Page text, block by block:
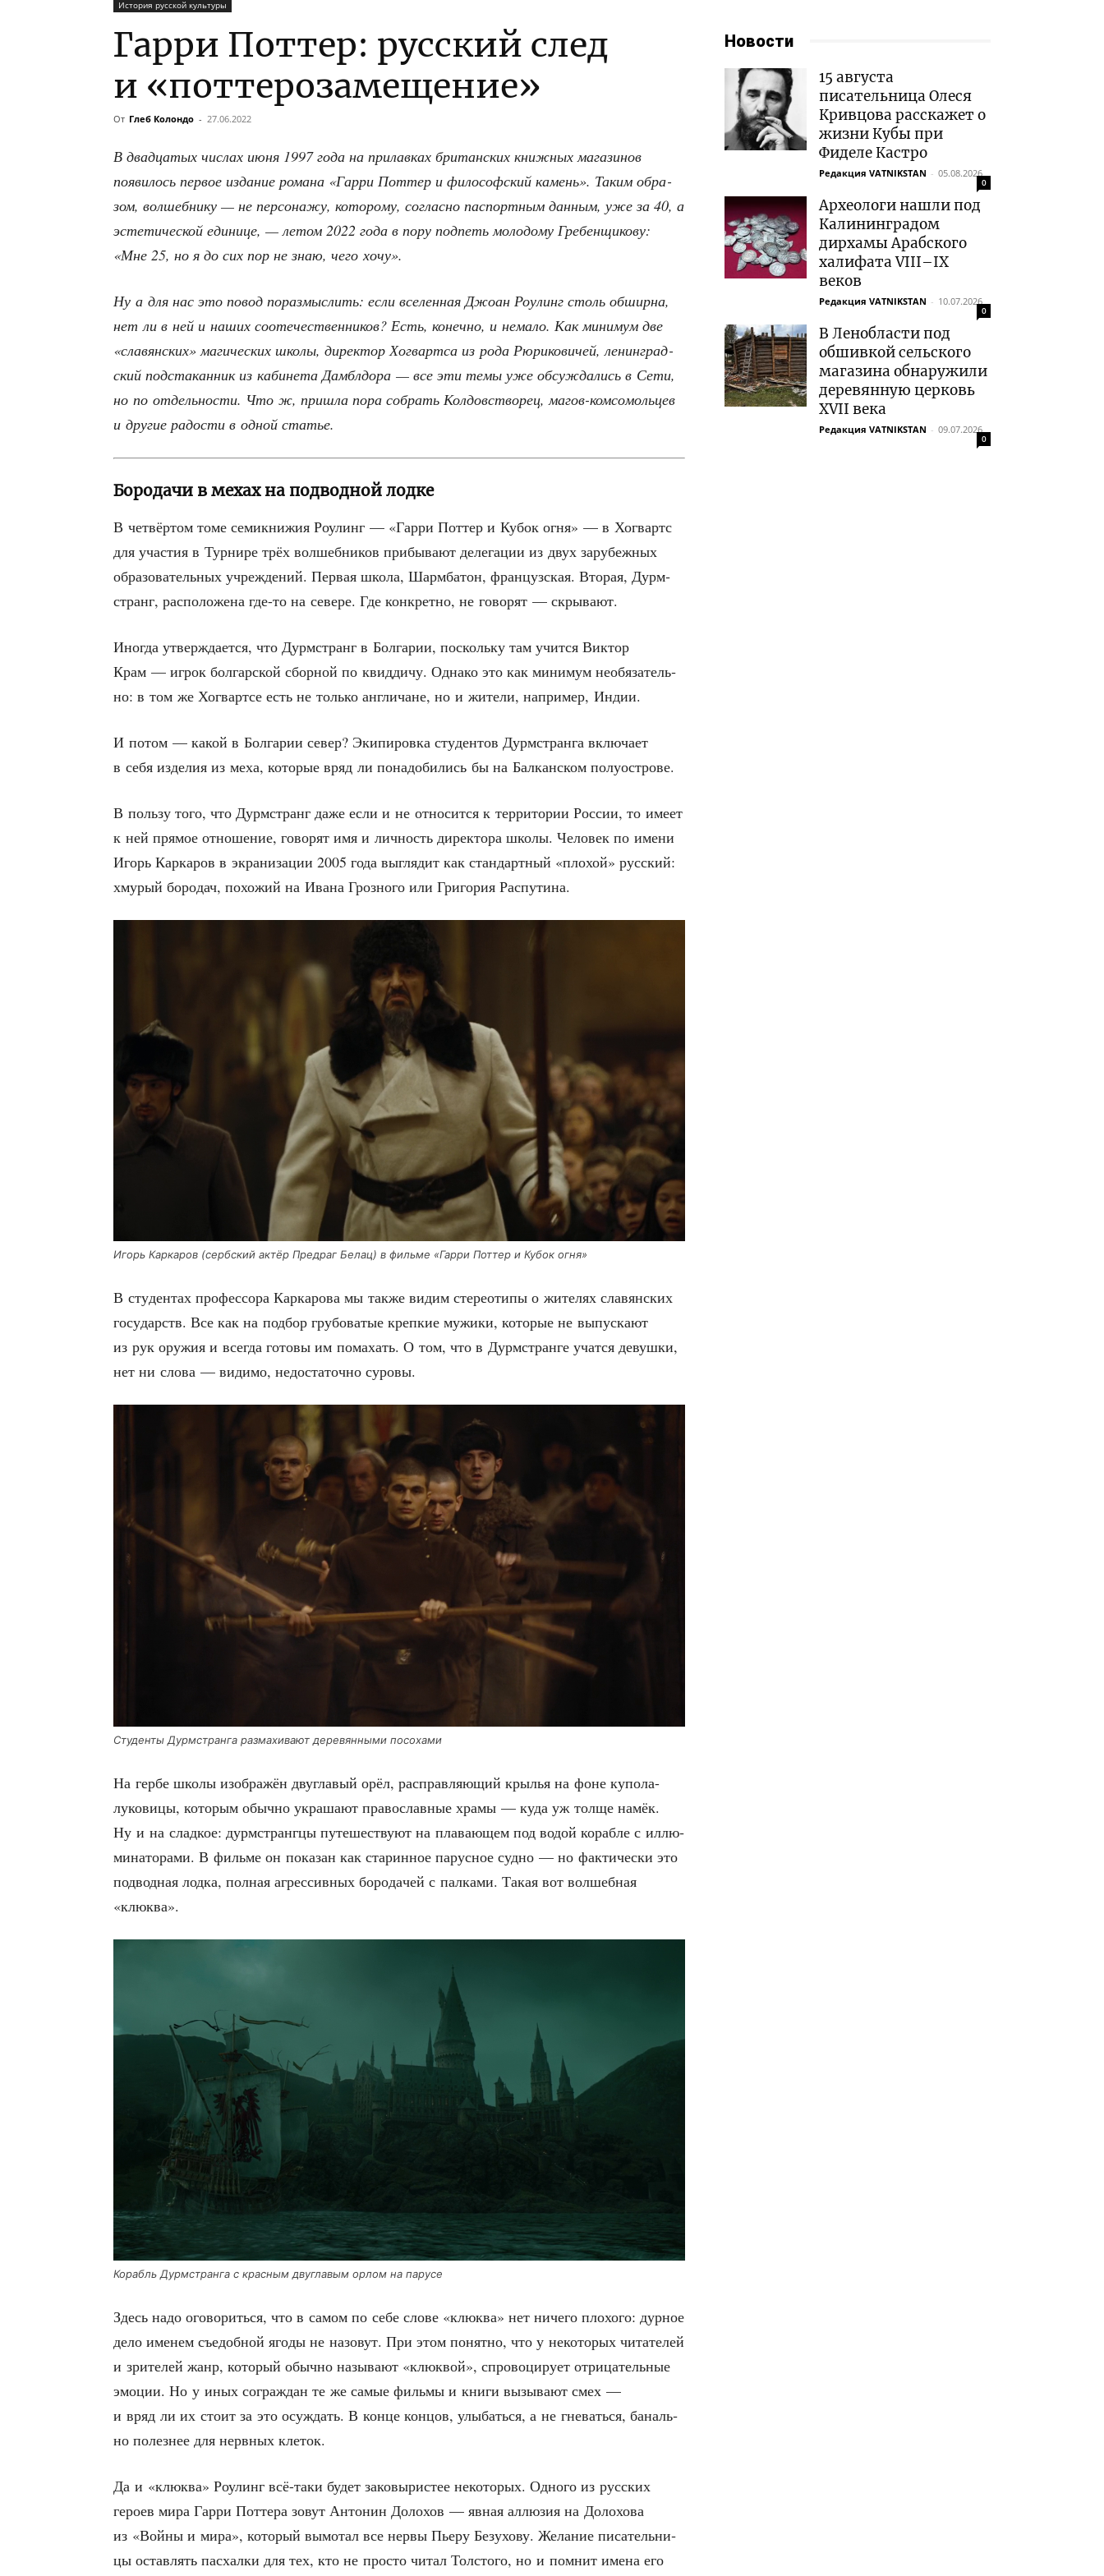
История русской культуры
Гарри Поттер: русский след
и «поттерозамещение»
От Глеб Колондо - 27.06.2022
В два­дца­тых чис­лах июня 1997 года на при­лав­ках бри­тан­ских книж­ных мага­зи­нов
появи­лось пер­вое изда­ние рома­на «Гар­ри Пот­тер и фило­соф­ский камень». Таким обра­
зом, вол­шеб­ни­ку — не пер­со­на­жу, кото­ро­му, соглас­но пас­порт­ным дан­ным, уже за 40, а
эсте­ти­че­ской еди­ни­це, — летом 2022 года в пору под­петь моло­до­му Гре­бен­щи­ко­ву:
«Мне 25, но я до сих пор не знаю, чего хочу».
Ну а для нас это повод пораз­мыс­лить: если все­лен­ная Джо­ан Роулинг столь обшир­на,
нет ли в ней и наших сооте­че­ствен­ни­ков? Есть, конеч­но, и нема­ло. Как мини­мум две
«сла­вян­ских» маги­че­ских шко­лы, дирек­тор Хогварт­са из рода Рюри­ко­ви­чей, ленин­град­
ский под­ста­кан­ник из каби­не­та Дам­бл­до­ра — все эти темы уже обсуж­да­лись в Сети,
но по отдель­но­сти. Что ж, при­шла пора собрать Кол­дов­ство­рец, магов-ком­со­моль­цев
и дру­гие радо­сти в одной статье.
Бородачи в мехах на подводной лодке
В чет­вёр­том томе семи­кни­жия Роулинг — «Гар­ри Пот­тер и Кубок огня» — в Хогвартс
для уча­стия в Тур­ни­ре трёх вол­шеб­ни­ков при­бы­ва­ют деле­га­ции из двух зару­беж­ных
обра­зо­ва­тель­ных учре­жде­ний. Пер­вая шко­ла, Шарм­ба­тон, фран­цуз­ская. Вто­рая, Дурм­
странг, рас­по­ло­же­на где-то на севе­ре. Где кон­крет­но, не гово­рят — скрывают.
Ино­гда утвер­жда­ет­ся, что Дурм­странг в Бол­га­рии, посколь­ку там учит­ся Вик­тор
Крам — игрок бол­гар­ской сбор­ной по квид­ди­чу. Одна­ко это как мини­мум необя­за­тель­
но: в том же Хогварт­се есть не толь­ко англи­чане, но и жите­ли, напри­мер, Индии.
И потом — какой в Бол­га­рии север? Эки­пи­ров­ка сту­ден­тов Дурм­стран­га вклю­ча­ет
в себя изде­лия из меха, кото­рые вряд ли пона­до­би­лись бы на Бал­кан­ском полуострове.
В поль­зу того, что Дурм­странг даже если и не отно­сит­ся к тер­ри­то­рии Рос­сии, то име­ет
к ней пря­мое отно­ше­ние, гово­рят имя и лич­ность дирек­то­ра шко­лы. Чело­век по име­ни
Игорь Кар­ка­ров в экра­ни­за­ции 2005 года выгля­дит как стан­дарт­ный «пло­хой» рус­ский:
хму­рый боро­дач, похо­жий на Ива­на Гроз­но­го или Гри­го­рия Распутина.
Игорь Кар­ка­ров (серб­ский актёр Предраг Белац) в филь­ме «Гар­ри Пот­тер и Кубок огня»
В сту­ден­тах про­фес­со­ра Кар­ка­ро­ва мы так­же видим сте­рео­ти­пы о жите­лях сла­вян­ских
госу­дарств. Все как на под­бор гру­бо­ва­тые креп­кие мужи­ки, кото­рые не выпус­ка­ют
из рук ору­жия и все­гда гото­вы им пома­хать. О том, что в Дурм­стран­ге учат­ся девуш­ки,
нет ни сло­ва — види­мо, недо­ста­точ­но суровы.
Сту­ден­ты Дурм­стран­га раз­ма­хи­ва­ют дере­вян­ны­ми посохами
На гер­бе шко­лы изоб­ра­жён дву­гла­вый орёл, рас­прав­ля­ю­щий кры­лья на фоне купо­ла-
луко­ви­цы, кото­рым обыч­но укра­ша­ют пра­во­слав­ные хра­мы — куда уж тол­ще намёк.
Ну и на слад­кое: дурм­стран­г­цы путе­ше­ству­ют на пла­ва­ю­щем под водой кораб­ле с иллю­
ми­на­то­ра­ми. В филь­ме он пока­зан как ста­рин­ное парус­ное суд­но — но фак­ти­че­ски это
под­вод­ная лод­ка, пол­ная агрес­сив­ных боро­да­чей с пал­ка­ми. Такая вот вол­шеб­ная
«клюк­ва».
Корабль Дурм­стран­га с крас­ным дву­гла­вым орлом на парусе
Здесь надо ого­во­рить­ся, что в самом по себе сло­ве «клюк­ва» нет ниче­го пло­хо­го: дур­ное
дело име­нем съе­доб­ной яго­ды не назо­вут. При этом понят­но, что у неко­то­рых чита­те­лей
и зри­те­лей жанр, кото­рый обыч­но назы­ва­ют «клюк­вой», спро­во­ци­ру­ет отри­ца­тель­ные
эмо­ции. Но у иных сограж­дан те же самые филь­мы и кни­ги вызы­ва­ют смех —
и вряд ли их сто­ит за это осуж­дать. В кон­це кон­цов, улы­бать­ся, а не гне­вать­ся, баналь­
но полез­нее для нерв­ных клеток.
Да и «клюк­ва» Роулинг всё-таки будет зако­вы­ри­стее неко­то­рых. Одно­го из рус­ских
геро­ев мира Гар­ри Пот­те­ра зовут Анто­нин Доло­хов — явная аллю­зия на Доло­хо­ва
из «Вой­ны и мира», кото­рый вымо­тал все нер­вы Пье­ру Без­ухо­ву. Жела­ние писа­тель­ни­
цы остав­лять пас­хал­ки для тех, кто не про­сто читал Тол­сто­го, но и пом­нит име­на его
Новости
15 августа
писательница Олеся
Кривцова расскажет о
жизни Кубы при
Фиделе Кастро
Редакция VATNIKSTAN - 05.08.2026
0
Археологи нашли под
Калининградом
дирхамы Арабского
халифата VIII–IX
веков
Редакция VATNIKSTAN - 10.07.2026
0
В Ленобласти под
обшивкой сельского
магазина обнаружили
деревянную церковь
XVII века
Редакция VATNIKSTAN - 09.07.2026
0